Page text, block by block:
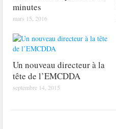
minutes
mars 15, 2016
Un nouveau directeur à la
tête de l’EMCDDA
septembre 14, 2015